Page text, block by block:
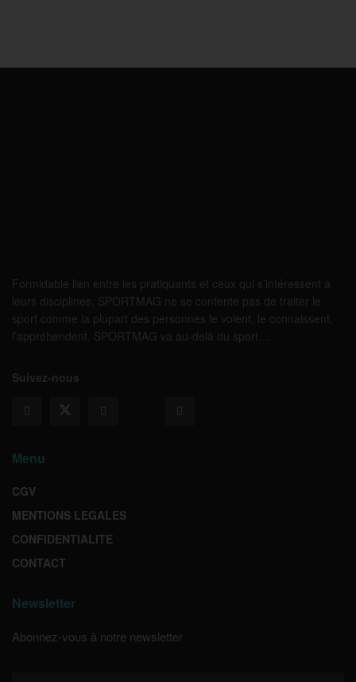
Formidable lien entre les pratiquants et ceux qui s’intéressent à
leurs disciplines, SPORTMAG ne se contente pas de traiter le
sport comme la plupart des personnes le voient, le connaissent,
l’appréhendent. SPORTMAG va au-delà du sport…
Suivez-nous
Menu
CGV
MENTIONS LEGALES
CONFIDENTIALITE
CONTACT
Newsletter
Abonnez-vous à notre newsletter